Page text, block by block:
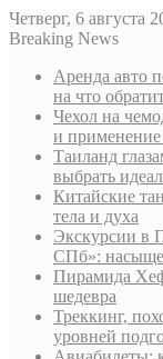
Четверг, 6 августа
Breaking News
Аренда авто
на что
Чехол на
и
Таиланд
выбрать
Китайские
тела и духа
Экскурсии в
СПб»:
Пирамида
шедевра
Треккинг,
уровней